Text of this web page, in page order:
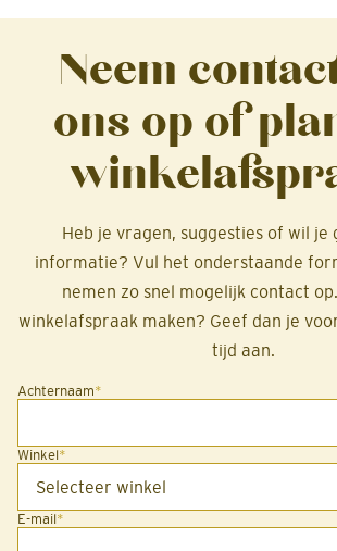
persoonlijk advies en creëer de
opbergoplossing voor jouw interieur.
Neem
ons op of
Heb je vragen, suggesties of wil je
informatie? Vul het onderstaande
nemen zo snel mogelijk contact
winkelafspraak maken? Geef dan je
tijd aan.
Achternaam*
Winkel*
E-mail*